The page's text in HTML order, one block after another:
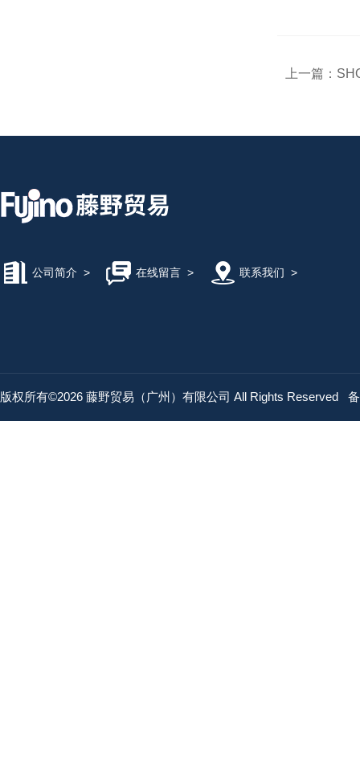
上一篇：
公司简介 > 在线留言> 联系我们 >
版权所有©2026 藤野贸易（广州）有限公司 All Rights Reserved